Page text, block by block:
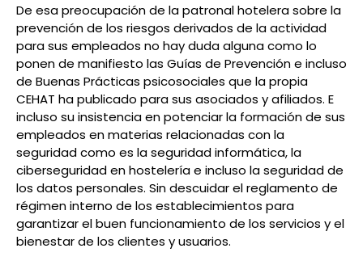
De esa preocupación de la patronal hotelera sobre la
prevención de los riesgos derivados de la actividad
para sus empleados no hay duda alguna como lo
ponen de manifiesto las Guías de Prevención e incluso
de Buenas Prácticas psicosociales que la propia
CEHAT ha publicado para sus asociados y afiliados. E
incluso su insistencia en potenciar la formación de sus
empleados en materias relacionadas con la
seguridad como es la seguridad informática, la
ciberseguridad en hostelería e incluso la seguridad de
los datos personales. Sin descuidar el reglamento de
régimen interno de los establecimientos para
garantizar el buen funcionamiento de los servicios y el
bienestar de los clientes y usuarios.